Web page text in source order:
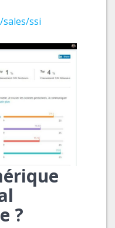
ssi
?